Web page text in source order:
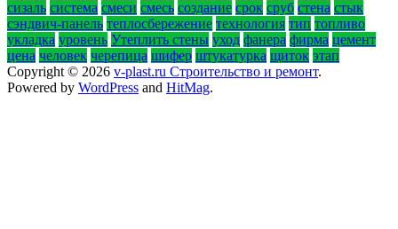
сизаль система смеси смесь создание срок сруб стена стык
сэндвич-панель теплосбережение технология тип топливо
укладка уровень Утеплить стены уход фанера фирма цемент
цена человек черепица шифер штукатурка щиток этап
Copyright © 2026 v-plast.ru Строительство и ремонт.
Powered by WordPress and HitMag.